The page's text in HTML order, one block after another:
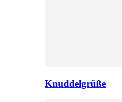
Knuddelgrüße